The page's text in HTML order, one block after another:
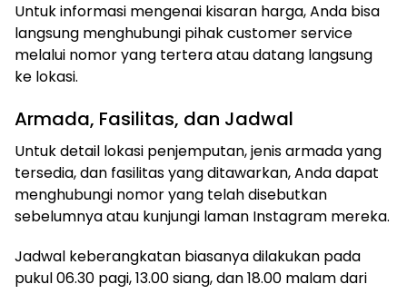
Untuk informasi mengenai kisaran harga, Anda bisa
langsung menghubungi pihak customer service
melalui nomor yang tertera atau datang langsung
ke lokasi.
Armada, Fasilitas, dan Jadwal
Untuk detail lokasi penjemputan, jenis armada yang
tersedia, dan fasilitas yang ditawarkan, Anda dapat
menghubungi nomor yang telah disebutkan
sebelumnya atau kunjungi laman Instagram mereka.
Jadwal keberangkatan biasanya dilakukan pada
pukul 06.30 pagi, 13.00 siang, dan 18.00 malam dari